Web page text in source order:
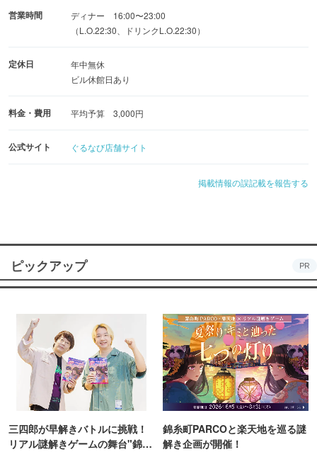
全国各地の蔵元から集めた日本酒多数取り揃え！
TVモニター付の離れ個室は壁＆扉付でプライベート感満載
営業時間
ディナー 16:00〜23:00
（L.O.22:30、ドリンクL.O.22:30）
定休日
年中無休
ビル休館日あり
料金・費用 平均予算 3,000円
公式サイト ぐるなび店舗サイト
掲載情報の誤記載を報告する
ピックアップ PR
三四郎が早解きバトルに挑戦！
リアル謎解きゲームの舞台"錦糸
錦糸町PARCOと楽天地を巡る謎
解き企画が開催！